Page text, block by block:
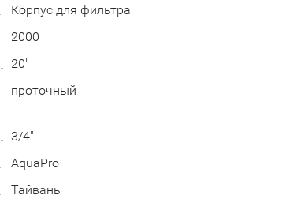
Корпус для фильтра
2000
20"
проточный
3/4"
AquaPro
Тайвань